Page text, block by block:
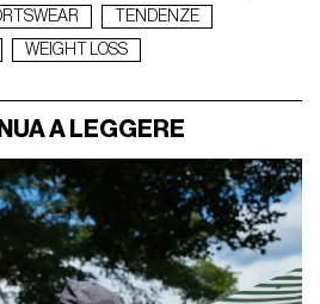
TENDENZE
WEIGHT LOSS
A LEGGERE